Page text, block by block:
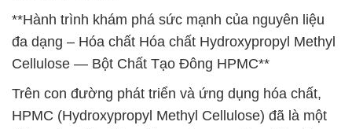
**Hành trình khám phá sức mạnh của nguyên liệu
đa dạng – Hóa chất Hóa chất Hydroxypropyl Methyl
Cellulose — Bột Chất Tạo Đông HPMC**
Trên con đường phát triển và ứng dụng hóa chất,
HPMC (Hydroxypropyl Methyl Cellulose) đã là một